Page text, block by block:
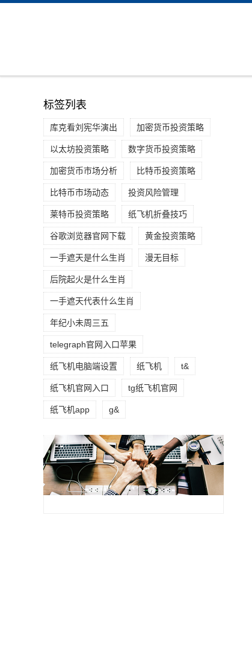
标签列表
库克看刘宪华演出 加密货币投资策略
以太坊投资策略 数字货币投资策略
加密货币市场分析 比特币投资策略
比特币市场动态 投资风险管理
莱特币投资策略 纸飞机折叠技巧
谷歌浏览器官网下载 黄金投资策略
一手遮天是什么生肖 漫无目标
后院起火是什么生肖
一手遮天代表什么生肖
年纪小未周三五
telegraph官网入口苹果
纸飞机电脑端设置 纸飞机 t&
纸飞机官网入口 tg纸飞机官网
纸飞机app g&